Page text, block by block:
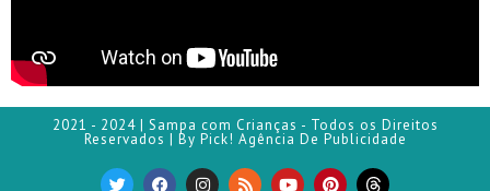
2021 - 2024 | Sampa com Crianças - Todos os Direitos
Reservados | By Pick! Agência De Publicidade